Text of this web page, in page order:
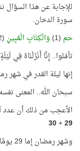
سورة الدخان.
حم (1) وَالْكِتَابِ الْمُبِينِ (2)
تأمّلوا.. إِنَّا أَنْزَلْنَاهُ فِي
إنها ليلة القدر في شهر
سبحان الله.. المعنى
الأعجب من ذلك أن عدد آيات سورة
29
+
30
وشهر رمضان إما 29 يومًا وإما 30 يومًا..